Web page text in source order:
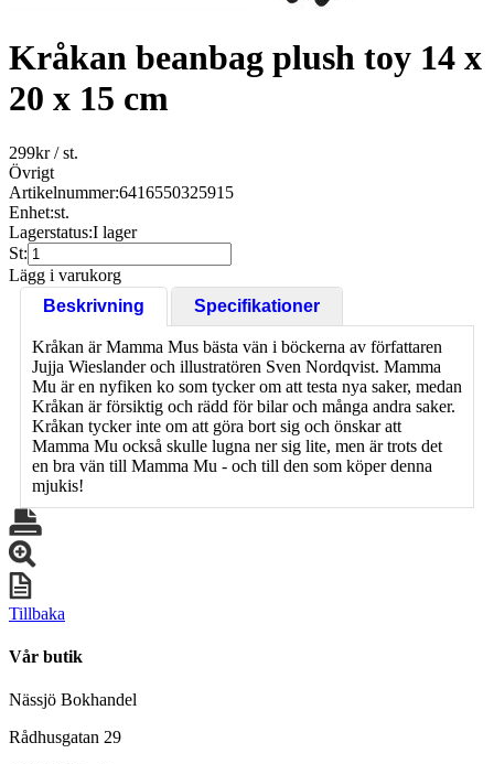
Kråkan beanbag plush toy 14 x
20 x 15 cm
299kr/ st.
Övrigt
Artikelnummer:6416550325915
Enhet:st.
Lagerstatus:I lager
St:
Lägg i varukorg
Beskrivning
Specifikationer
Kråkan är Mamma Mus bästa vän i böckerna av författaren
Jujja Wieslander och illustratören Sven Nordqvist. Mamma
Mu är en nyfiken ko som tycker om att testa nya saker, medan
Kråkan är försiktig och rädd för bilar och många andra saker.
Kråkan tycker inte om att göra bort sig och önskar att
Mamma Mu också skulle lugna ner sig lite, men är trots det
en bra vän till Mamma Mu - och till den som köper denna
mjukis!
Tillbaka
Vår butik
Nässjö Bokhandel
Rådhusgatan 29